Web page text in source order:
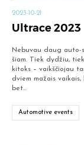
2023-10-21
Ultrace 2023
Nebuvau daug auto-
šiam. Tiek dydžiu,
kitoks – vaikščiojau
dviem mažais
bet…
Automotive events